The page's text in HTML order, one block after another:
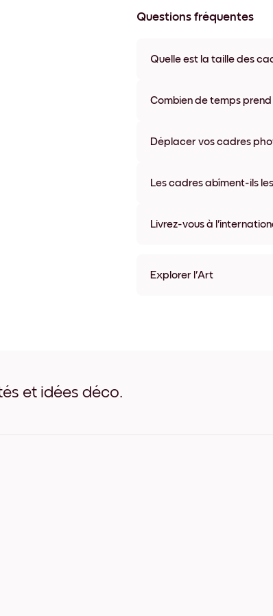
Questions fréquentes
Quelle est la taille des
coloris disponibles, y compris
Combien de temps prend
semaine. Livraison express
Déplacer vos cadres
abîmer vos murs.
Les cadres abîment-ils
Livrez-vous à
Explorer l'Art
et idées déco.